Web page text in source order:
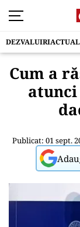
DEZVALUIRI
Cum a
Publicat: 01 sept.